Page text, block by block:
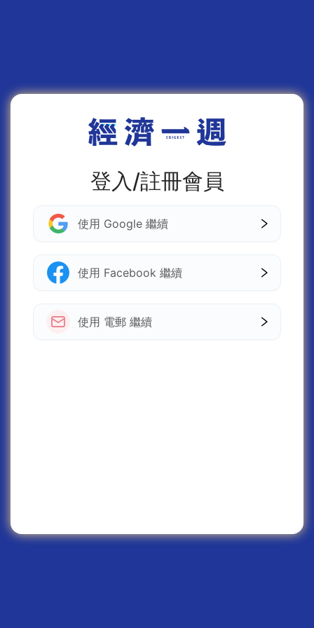
登入/註冊會員
使用 Google 繼續
使用 Facebook 繼續
使用 電郵 繼續